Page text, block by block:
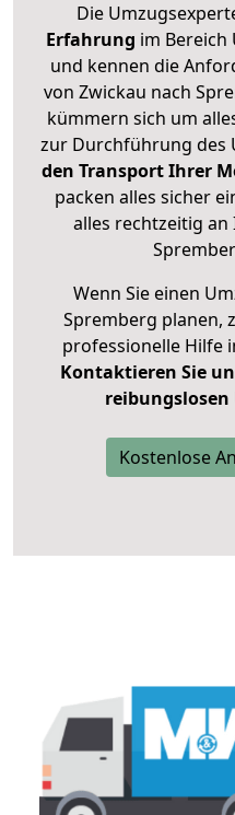
Die
Erfahrung im Bereich
und kennen die
von Zwickau nach
kümmern sich um
zur Durchführung des
den Transport Ihrer
packen alles sicher
alles rechtzeitig
Wenn Sie einen
Spremberg planen,
professionelle Hilfe
Kontaktieren Sie
reibungslosen
Kostenlose